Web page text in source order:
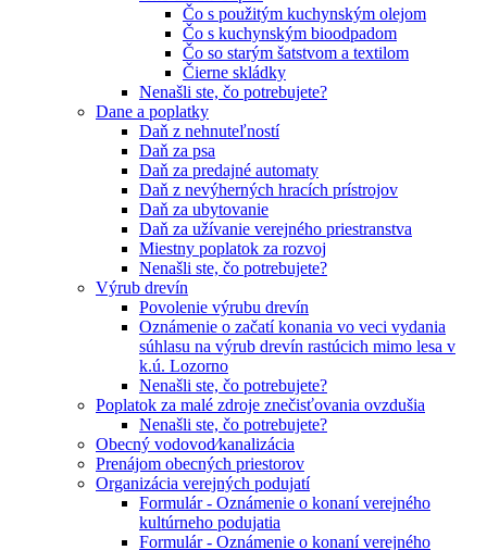
Čo s použitým kuchynským olejom
Čo s kuchynským bioodpadom
Čo so starým šatstvom a textilom
Čierne skládky
Nenašli ste, čo potrebujete?
Dane a poplatky
Daň z nehnuteľností
Daň za psa
Daň za predajné automaty
Daň z nevýherných hracích prístrojov
Daň za ubytovanie
Daň za užívanie verejného priestranstva
Miestny poplatok za rozvoj
Nenašli ste, čo potrebujete?
Výrub drevín
Povolenie výrubu drevín
Oznámenie o začatí konania vo veci vydania
súhlasu na výrub drevín rastúcich mimo lesa v
k.ú. Lozorno
Nenašli ste, čo potrebujete?
Poplatok za malé zdroje znečisťovania ovzdušia
Nenašli ste, čo potrebujete?
Obecný vodovod⁄kanalizácia
Prenájom obecných priestorov
Organizácia verejných podujatí
Formulár - Oznámenie o konaní verejného
kultúrneho podujatia
Formulár - Oznámenie o konaní verejného